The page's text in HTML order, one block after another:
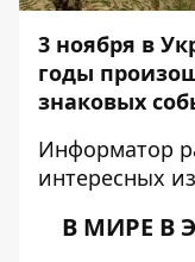
3 ноября в
годы
знаковых
Информатор
интересных
В МИРЕ В